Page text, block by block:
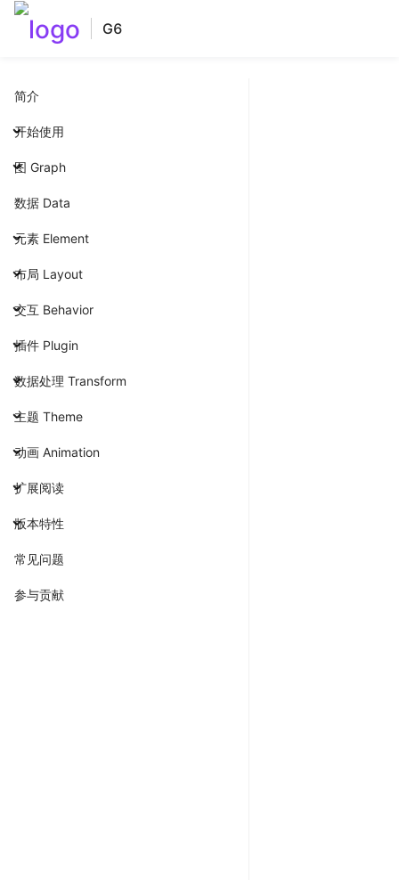
G6
简介
开始使用
图 Graph
数据 Data
元素 Element
布局 Layout
交互 Behavior
插件 Plugin
数据处理 Transform
主题 Theme
动画 Animation
扩展阅读
版本特性
常见问题
参与贡献